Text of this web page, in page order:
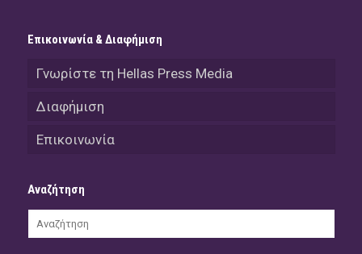
Επικοινωνία & Διαφήμιση
Γνωρίστε τη Hellas Press Media
Διαφήμιση
Επικοινωνία
Αναζήτηση